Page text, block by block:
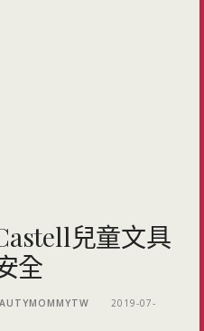
兒童文具
全
2019-07-